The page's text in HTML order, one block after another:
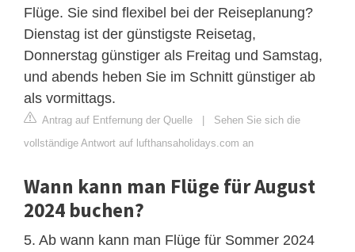
Flüge. Sie sind flexibel bei der Reiseplanung?
Dienstag ist der günstigste Reisetag,
Donnerstag günstiger als Freitag und Samstag,
und abends heben Sie im Schnitt günstiger ab
als vormittags.
Antrag auf Entfernung der Quelle | Sehen Sie sich die
vollständige Antwort auf lufthansaholidays.com an
Wann kann man Flüge für August
2024 buchen?
5. Ab wann kann man Flüge für Sommer 2024